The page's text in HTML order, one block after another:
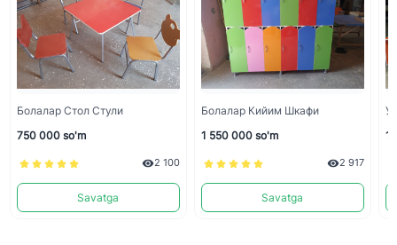
Болалар Стол Стули
750 000 so'm
2 100
Savatga
Болалар Кийим Шкафи
1 550 000 so'm
2 917
Savatga
1